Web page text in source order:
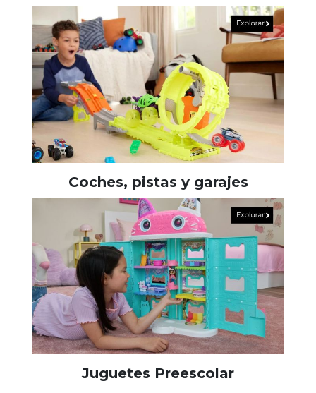
Coches, pistas y garajes
Juguetes Preescolar